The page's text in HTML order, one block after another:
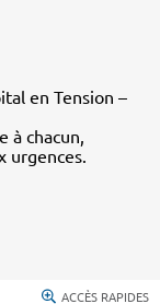
en Tension –
à chacun,
urgences.
ACCÈS RAPIDES